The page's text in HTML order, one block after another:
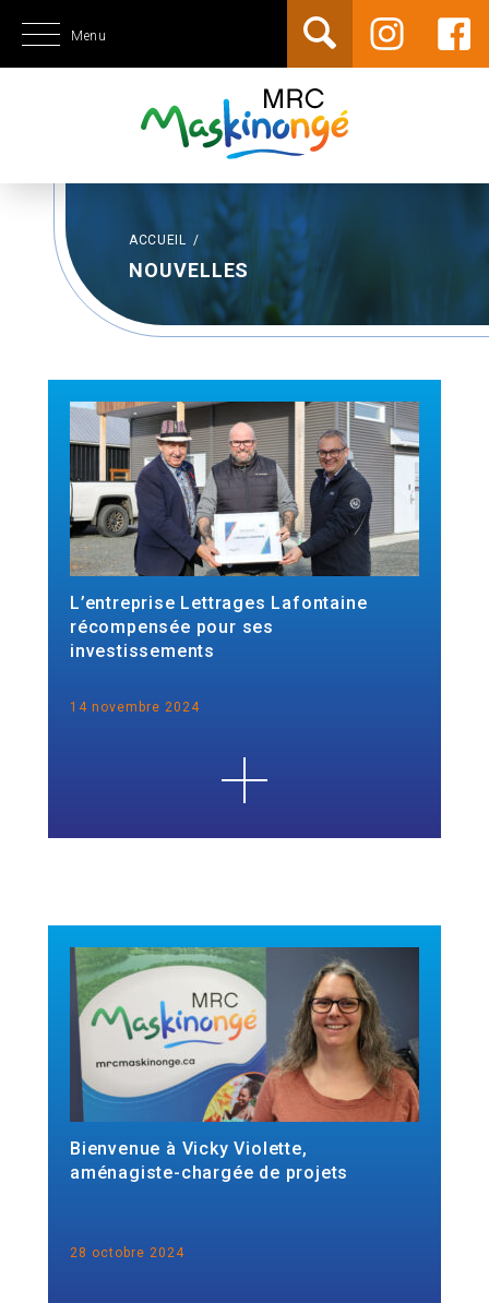
Menu
ACCUEIL /
NOUVELLES
L’entreprise Lettrages Lafontaine
récompensée pour ses
investissements
14 novembre 2024
Bienvenue à Vicky Violette,
aménagiste-chargée de projets
28 octobre 2024